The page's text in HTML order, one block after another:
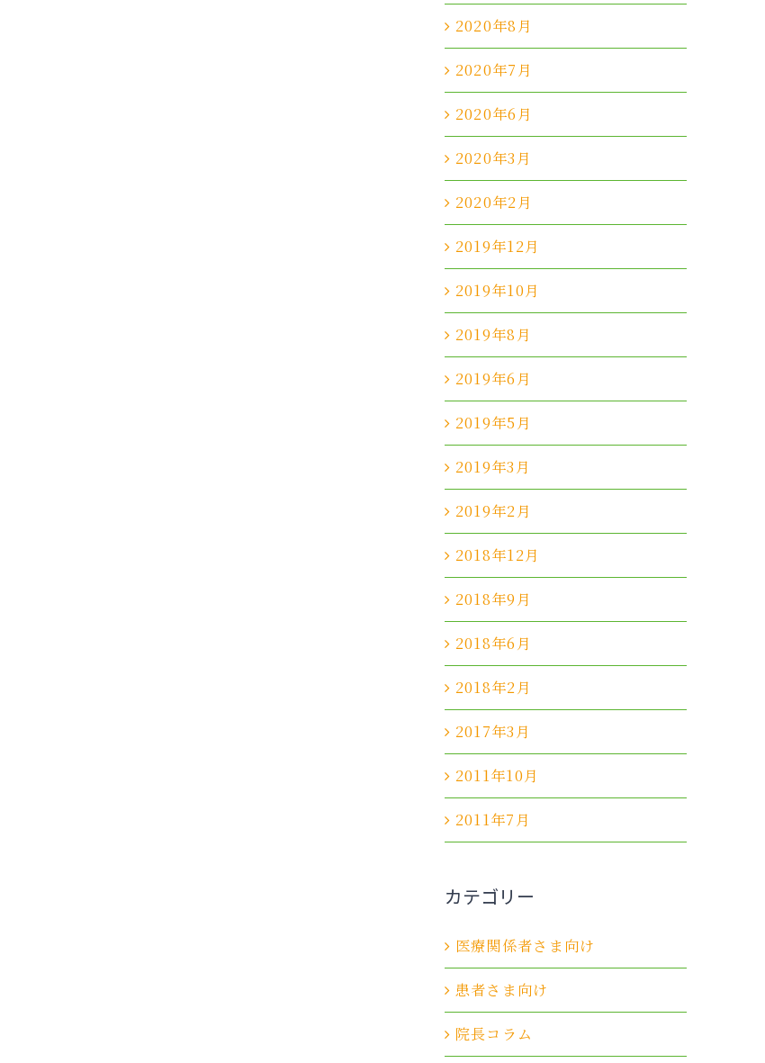
2020年8月
2020年7月
2020年6月
2020年3月
2020年2月
2019年12月
2019年10月
2019年8月
2019年6月
2019年5月
2019年3月
2019年2月
2018年12月
2018年9月
2018年6月
2018年2月
2017年3月
2011年10月
2011年7月
カテゴリー
医療関係者さま向け
患者さま向け
院長コラム